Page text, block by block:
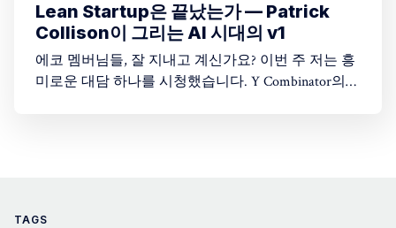
Lean Startup은 끝났는가 — Patrick
Collison이 그리는 AI 시대의 v1
에코 멤버님들, 잘 지내고 계신가요? 이번 주 저는 흥
미로운 대담 하나를 시청했습니다. Y Combinator의
TAGS